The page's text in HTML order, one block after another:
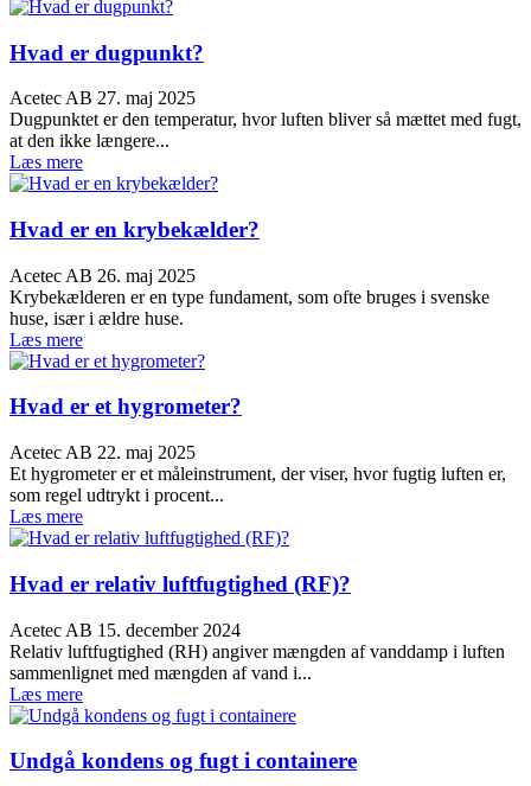
Hvad er dugpunkt?
Acetec AB 27. maj 2025
Dugpunktet er den temperatur, hvor luften bliver så mættet med fugt,
at den ikke længere...
Læs mere
Hvad er en krybekælder?
Acetec AB 26. maj 2025
Krybekælderen er en type fundament, som ofte bruges i svenske
huse, især i ældre huse.
Læs mere
Hvad er et hygrometer?
Acetec AB 22. maj 2025
Et hygrometer er et måleinstrument, der viser, hvor fugtig luften er,
som regel udtrykt i procent...
Læs mere
Hvad er relativ luftfugtighed (RF)?
Acetec AB 15. december 2024
Relativ luftfugtighed (RH) angiver mængden af vanddamp i luften
sammenlignet med mængden af vand i...
Læs mere
Undgå kondens og fugt i containere